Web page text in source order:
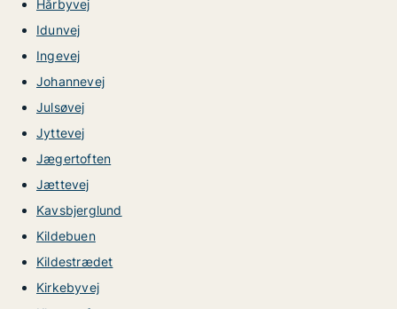
Hårbyvej
Idunvej
Ingevej
Johannevej
Julsøvej
Jyttevej
Jægertoften
Jættevej
Kavsbjerglund
Kildebuen
Kildestrædet
Kirkebyvej